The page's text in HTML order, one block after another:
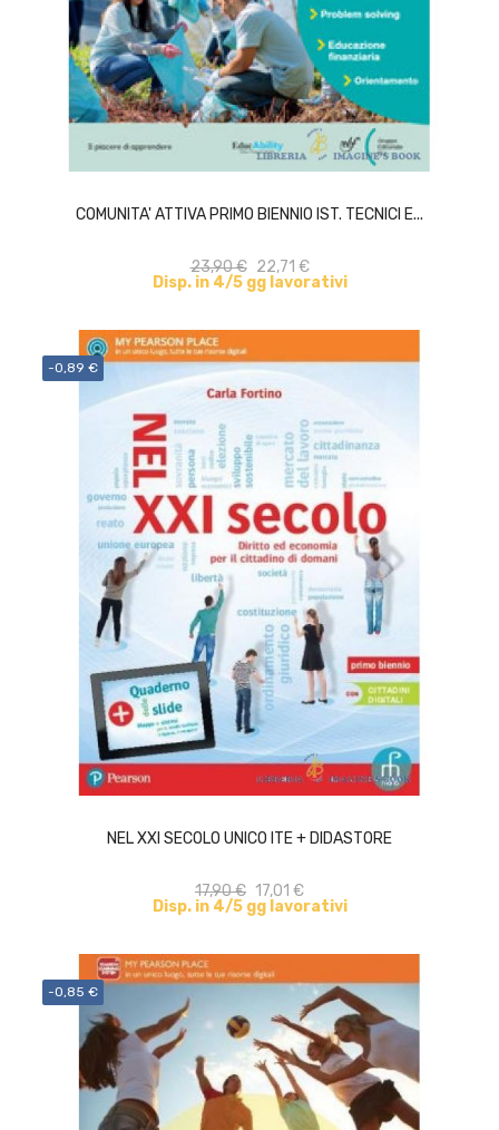
COMUNITA' ATTIVA PRIMO BIENNIO IST. TECNICI E...
23,90 € 22,71 €
Disp. in 4/5 gg lavorativi
-0,89 €
NEL XXI SECOLO UNICO ITE + DIDASTORE
17,90 € 17,01 €
Disp. in 4/5 gg lavorativi
ACQUISTA
-0,85 €